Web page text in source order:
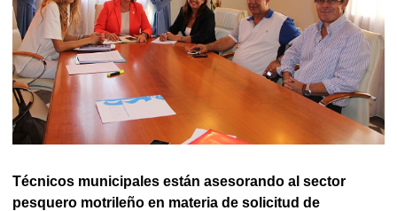
Técnicos municipales están asesorando al sector
pesquero motrileño en materia de solicitud de